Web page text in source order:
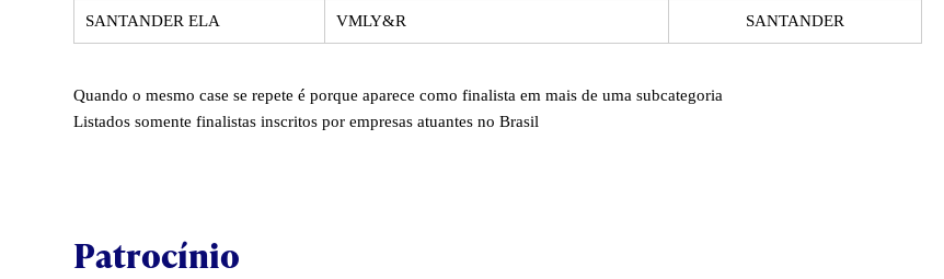
SANTANDER ELA VMLY&R SANTANDER
Quando o mesmo case se repete é porque aparece como finalista em mais de uma subcategoria
Listados somente finalistas inscritos por empresas atuantes no Brasil
Patrocínio